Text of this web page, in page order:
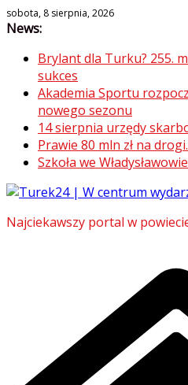
Skip
to
sobota, 8 sierpnia, 2026
News:
Brylant dla Turku? 255.
sukces
Akademia Sportu
nowego sezonu
14 sierpnia urzędy
Prawie 80 mln zł na
Szkoła we
Najciekawszy portal w